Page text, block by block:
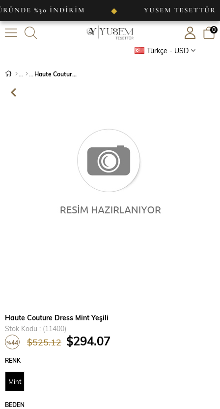
%30 İNDİRİM YUSEM TESETTÜR
Türkçe - USD
0
Haute Couture Dress Mint Yeşili
Haute Couture Dress Mint Yeşili
Stok Kodu
(11400)
%44
İndirim
$525.12 $294.07
RENK
Mint
BEDEN